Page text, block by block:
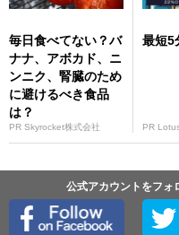
毎日食べてない？バ
ナナ、アボカド、ニ
ンニク、腎臓のため
に避けるべき食品
は？
PR Skyrocket株式会社
最短5
PR
公式アカウントをフォ